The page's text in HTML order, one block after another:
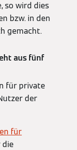
so wird dies
bzw. in den
gemacht.
aus fünf
für private
der
für
die